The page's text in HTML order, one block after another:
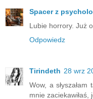
Spacer z
Lubie horrory. Już
Odpowiedz
Tirindeth 28 wrz
Wow, a
mnie zaciekawiłaś,